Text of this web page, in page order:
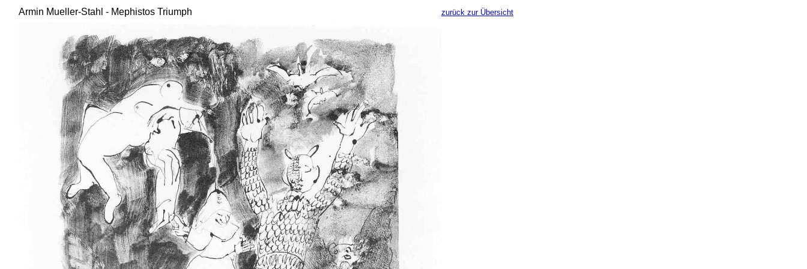
Armin Mueller-Stahl - Mephistos Triumph zurück zur Übersicht